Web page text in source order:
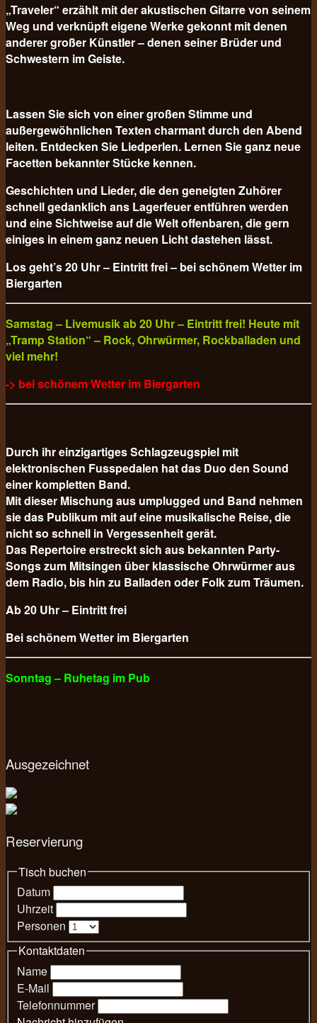
„Traveler“ erzählt mit der akustischen Gitarre von seinem
Weg und verknüpft eigene Werke gekonnt mit denen
anderer großer Künstler – denen seiner Brüder und
Schwestern im Geiste.
Lassen Sie sich von einer großen Stimme und
außergewöhnlichen Texten charmant durch den Abend
leiten. Entdecken Sie Liedperlen. Lernen Sie ganz neue
Facetten bekannter Stücke kennen.
Geschichten und Lieder, die den geneigten Zuhörer
schnell gedanklich ans Lagerfeuer entführen werden
und eine Sichtweise auf die Welt offenbaren, die gern
einiges in einem ganz neuen Licht dastehen lässt.
Los geht’s 20 Uhr – Eintritt frei – bei schönem Wetter im
Biergarten
Samstag – Livemusik ab 20 Uhr – Eintritt frei! Heute mit
„Tramp Station“ – Rock, Ohrwürmer, Rockballaden und
viel mehr!
-> bei schönem Wetter im Biergarten
Durch ihr einzigartiges Schlagzeugspiel mit
elektronischen Fusspedalen hat das Duo den Sound
einer kompletten Band.
Mit dieser Mischung aus umplugged und Band nehmen
sie das Publikum mit auf eine musikalische Reise, die
nicht so schnell in Vergessenheit gerät.
Das Repertoire erstreckt sich aus bekannten Party-
Songs zum Mitsingen über klassische Ohrwürmer aus
dem Radio, bis hin zu Balladen oder Folk zum Träumen.
Ab 20 Uhr – Eintritt frei
Bei schönem Wetter im Biergarten
Sonntag – Ruhetag im Pub
Ausgezeichnet
Reservierung
Tisch buchen
Datum
Uhrzeit
Personen
Kontaktdaten
Name
E-Mail
Telefonnummer